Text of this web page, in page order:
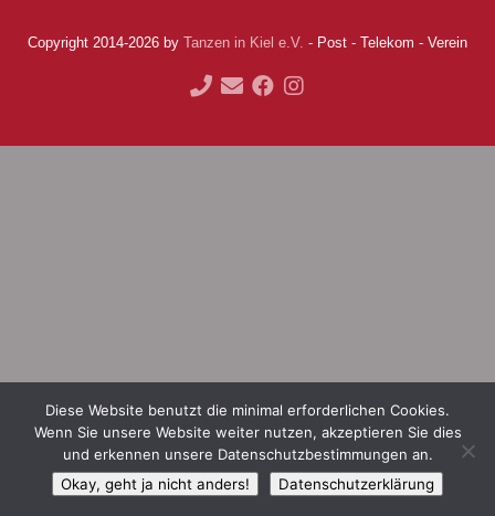
Copyright 2014-2026 by Tanzen in Kiel e.V. - Post - Telekom - Verein
Diese Website benutzt die minimal erforderlichen Cookies.
Wenn Sie unsere Website weiter nutzen, akzeptieren Sie dies
und erkennen unsere Datenschutzbestimmungen an.
Okay, geht ja nicht anders!
Datenschutzerklärung